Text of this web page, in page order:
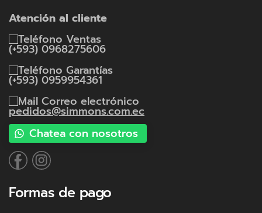
Atención al cliente
Ventas
(+593) 0968275606
Garantías
(+593) 0959954361
Correo electrónico
pedidos@simmons.com.ec
Chatea con nosotros
Formas de pago